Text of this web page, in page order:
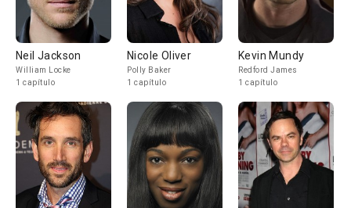
Neil Jackson
William Locke
1 capítulo
Nicole Oliver
Polly Baker
1 capítulo
Kevin Mundy
Redford James
1 capítulo